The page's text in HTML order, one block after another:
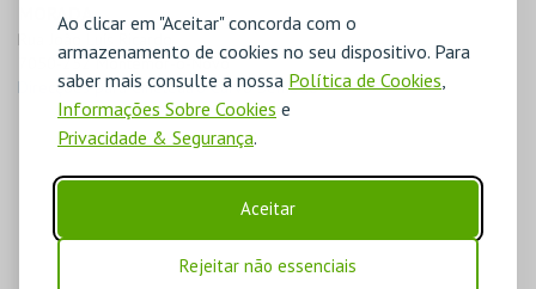
Ao clicar em "Aceitar" concorda com o
armazenamento de cookies no seu dispositivo. Para
saber mais consulte a nossa Política de Cookies,
Informações Sobre Cookies e
Privacidade & Segurança.
Aceitar
Rejeitar não essenciais
MORADA
Rua João Luís Ricardo
7050-252 Montemor-o-Novo
Direcções para Cineteatro Curvo Semedo